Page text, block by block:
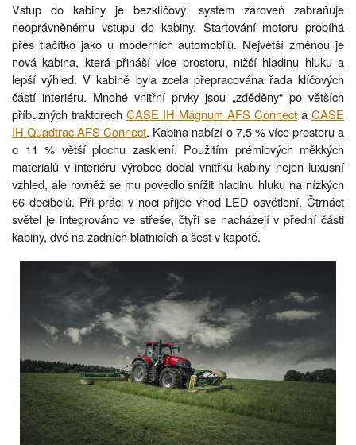
Vstup do kabiny je bezklíčový, systém zároveň zabraňuje
neoprávněnému vstupu do kabiny. Startování motoru probíhá
přes tlačítko jako u moderních automobilů. Největší změnou je
nová kabina, která přináší více prostoru, nižší hladinu hluku a
lepší výhled. V kabině byla zcela přepracována řada klíčových
částí interiéru. Mnohé vnitřní prvky jsou „zděděny“ po větších
příbuzných traktorech CASE IH Magnum AFS Connect a CASE
IH Quadtrac AFS Connect. Kabina nabízí o 7,5 % více prostoru a
o 11 % větší plochu zasklení. Použitím prémiových měkkých
materiálů v interiéru výrobce dodal vnitřku kabiny nejen luxusní
vzhled, ale rovněž se mu povedlo snížit hladinu hluku na nízkých
66 decibelů. Při práci v noci přijde vhod LED osvětlení. Čtrnáct
světel je integrováno ve střeše, čtyři se nacházejí v přední části
kabiny, dvě na zadních blatnicích a šest v kapotě.